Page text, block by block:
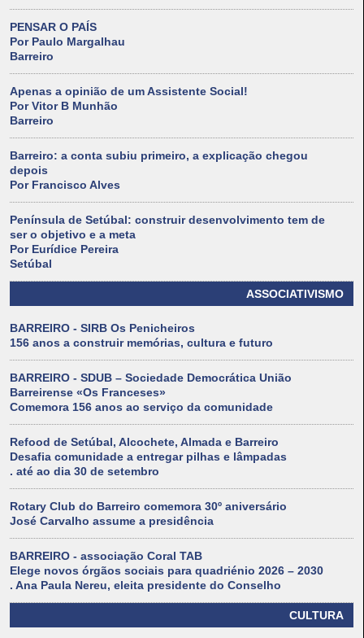
PENSAR O PAÍS
Por Paulo Margalhau
Barreiro
Apenas a opinião de um Assistente Social!
Por Vitor B Munhão
Barreiro
Barreiro: a conta subiu primeiro, a explicação chegou
depois
Por Francisco Alves
Península de Setúbal: construir desenvolvimento tem de
ser o objetivo e a meta
Por Eurídice Pereira
Setúbal
ASSOCIATIVISMO
BARREIRO - SIRB Os Penicheiros
156 anos a construir memórias, cultura e futuro
BARREIRO - SDUB – Sociedade Democrática União
Barreirense «Os Franceses»
Comemora 156 anos ao serviço da comunidade
Refood de Setúbal, Alcochete, Almada e Barreiro
Desafia comunidade a entregar pilhas e lâmpadas
. até ao dia 30 de setembro
Rotary Club do Barreiro comemora 30º aniversário
José Carvalho assume a presidência
BARREIRO - associação Coral TAB
Elege novos órgãos sociais para quadriénio 2026 – 2030
. Ana Paula Nereu, eleita presidente do Conselho
CULTURA